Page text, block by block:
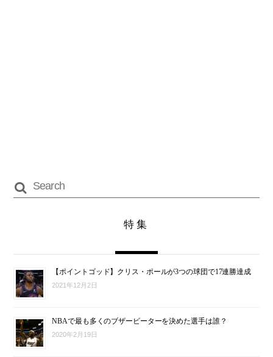
特集
【ポイントゴッド】クリス・ポールが3つの球団で17連勝達成
2021年12月2日
NBAで最も多くのブザービーターを決めた選手は誰？
2020年2月19日